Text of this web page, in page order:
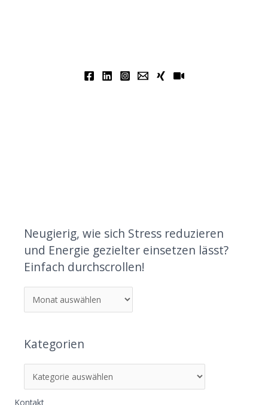
Neugierig, wie sich Stress reduzieren
und Energie gezielter einsetzen lässt?
Einfach durchscrollen!
Kategorien
Kontakt